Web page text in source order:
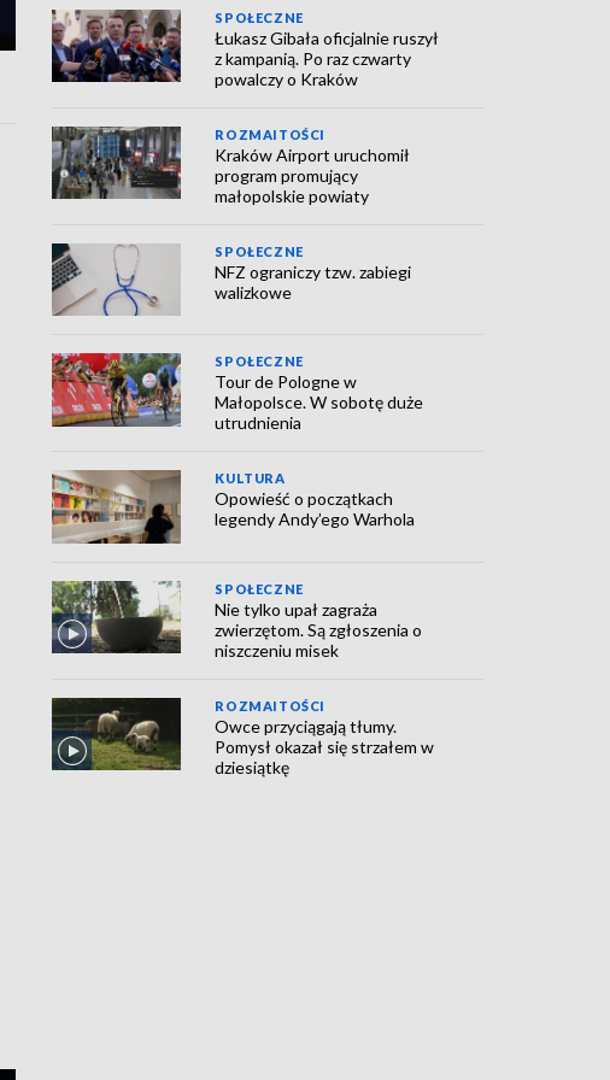
SPOŁECZNE
Łukasz Gibała oficjalnie ruszył
z kampanią. Po raz czwarty
powalczy o Kraków
ROZMAITOŚCI
Kraków Airport uruchomił
program promujący
małopolskie powiaty
SPOŁECZNE
NFZ ograniczy tzw. zabiegi
walizkowe
SPOŁECZNE
Tour de Pologne w
Małopolsce. W sobotę duże
utrudnienia
KULTURA
Opowieść o początkach
legendy Andy’ego Warhola
SPOŁECZNE
Nie tylko upał zagraża
zwierzętom. Są zgłoszenia o
niszczeniu misek
ROZMAITOŚCI
Owce przyciągają tłumy.
Pomysł okazał się strzałem w
dziesiątkę